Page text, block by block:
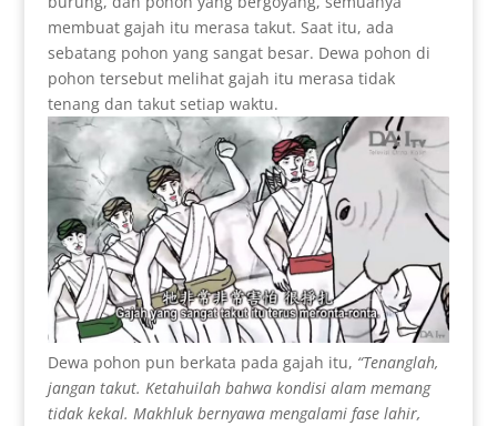
membuat gajah itu merasa takut. Saat itu, ada
sebatang pohon yang sangat besar. Dewa pohon di
pohon tersebut melihat gajah itu merasa tidak
tenang dan takut setiap waktu.
Dewa pohon pun berkata pada gajah itu, “Tenanglah,
jangan takut. Ketahuilah bahwa kondisi alam memang
tidak kekal. Makhluk bernyawa mengalami fase lahir,